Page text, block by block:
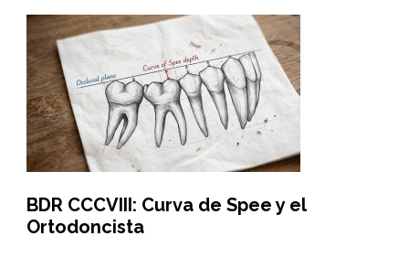
BDR CCCVIII: Curva de Spee y el
Ortodoncista